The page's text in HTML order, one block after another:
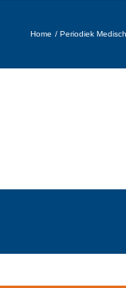
Home Periodiek